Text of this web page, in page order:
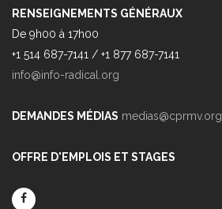
RENSEIGNEMENTS GÉNÉRAUX
De 9h00 à 17h00
+1 514 687-7141 / +1 877 687-7141
info@info-radical.org
DEMANDES MÉDIAS medias@cprmv.org
OFFRE D'EMPLOIS ET STAGES